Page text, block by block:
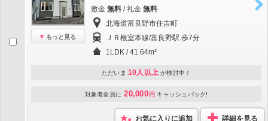
もっと見る
敷金 無料 / 礼金 無料
北海道富良野市住吉町
ＪＲ根室本線/富良野駅 歩7分
1LDK / 41.64m²
ただいま 10人以上 が検討中！
対象者全員に 20,000 円 キャッシュバック!
お気に入りに追加 詳細を見る